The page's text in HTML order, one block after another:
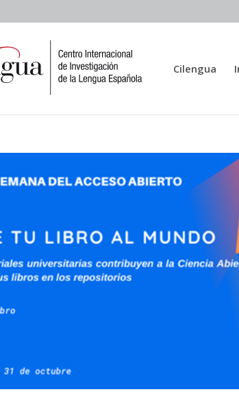
Cilengua